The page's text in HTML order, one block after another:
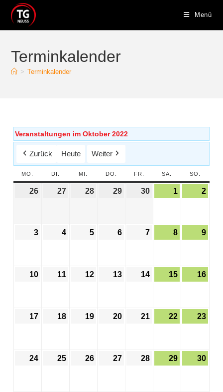
Menü
Terminkalender
> Terminkalender
Veranstaltungen im Oktober 2022
Zurück Heute Weiter
MO. DI. MI. DO. FR. SA. SO.
26 27 28 29 30 1 2
3 4 5 6 7 8 9
10 11 12 13 14 15 16
17 18 19 20 21 22 23
24 25 26 27 28 29 30